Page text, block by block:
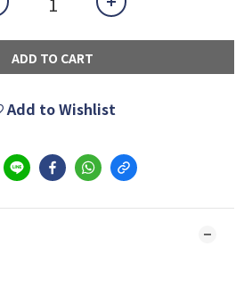
ADD TO CART
Add to Wishlist